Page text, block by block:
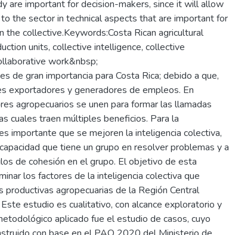
are important for decision-makers, since it will allow
the sector in technical aspects that are important for
collective.Keywords:Costa Rican agricultural
units, collective intelligence, collective
work&nbsp;
de gran importancia para Costa Rica; debido a que,
exportadores y generadores de empleos. En
agropecuarios se unen para formar las llamadas
cuales traen múltiples beneficios. Para la
importante que se mejoren la inteligencia colectiva,
que tiene un grupo en resolver problemas y a
de cohesión en el grupo. El objetivo de esta
los factores de la inteligencia colectiva que
productivas agropecuarias de la Región Central
estudio es cualitativo, con alcance exploratorio y
aplicado fue el estudio de casos, cuyo